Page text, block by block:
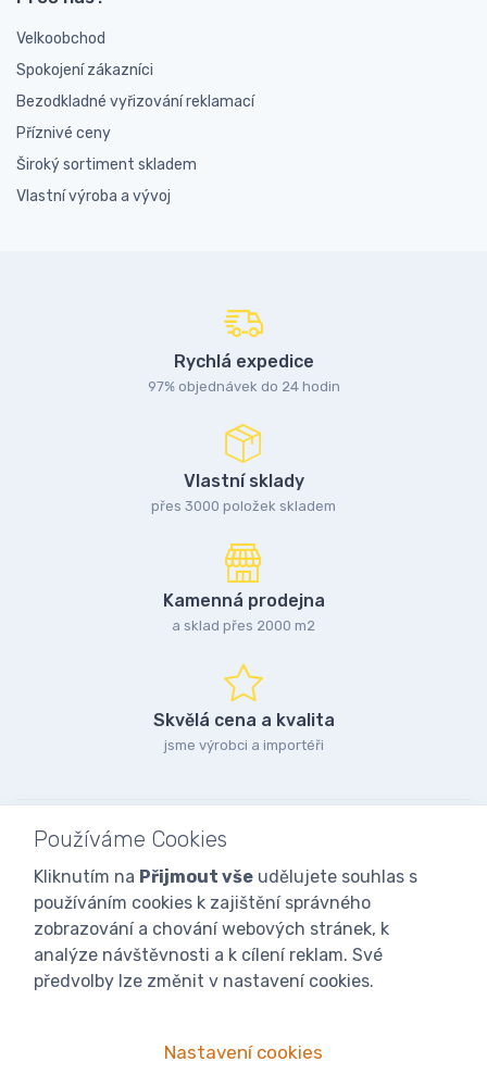
Velkoobchod
Spokojení zákazníci
Bezodkladné vyřizování reklamací
Příznivé ceny
Široký sortiment skladem
Vlastní výroba a vývoj
Rychlá expedice
97% objednávek do 24 hodin
Vlastní sklady
přes 3000 položek skladem
Kamenná prodejna
a sklad přes 2000 m2
Skvělá cena a kvalita
jsme výrobci a importéři
Používáme Cookies
Kliknutím na Přijmout vše udělujete souhlas s
používáním cookies k zajištění správného
zobrazování a chování webových stránek, k
analýze návštěvnosti a k cílení reklam. Své
předvolby lze změnit v nastavení cookies.
Nastavení cookies